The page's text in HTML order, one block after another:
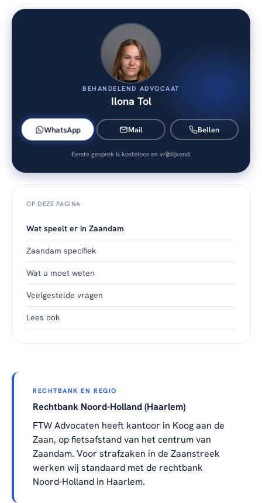
BEHANDELEND ADVOCAAT
Ilona Tol
WhatsApp Mail Bellen
Eerste gesprek is kosteloos en vrijblijvend.
OP DEZE PAGINA
Wat speelt er in Zaandam
Zaandam specifiek
Wat u moet weten
Veelgestelde vragen
Lees ook
RECHTBANK EN REGIO
Rechtbank Noord-Holland (Haarlem)
FTW Advocaten heeft kantoor in Koog aan de
Zaan, op fietsafstand van het centrum van
Zaandam. Voor strafzaken in de Zaanstreek
werken wij standaard met de rechtbank
Noord-Holland in Haarlem.